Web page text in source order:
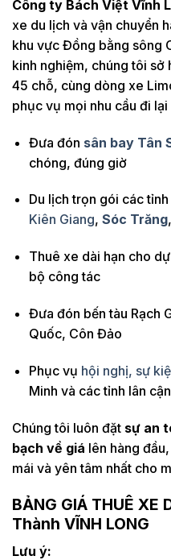
Công ty Bách Việt Vĩnh
xe du lịch và vận chuyển
khu vực Đồng bằng sông
kinh nghiệm, chúng tôi
45 chỗ, cùng dòng xe
phục vụ mọi nhu cầu đi
Đưa đón sân bay Tân
chóng, đúng giờ
Du lịch trọn gói các
Kiên Giang, Sóc Trăng,
Thuê xe dài hạn cho
bộ công tác
Đưa đón bến tàu Rạch
Quốc, Côn Đảo
Phục vụ hội nghị, sự
Minh và các tỉnh lân cận
Chúng tôi luôn đặt sự an
bạch về giá lên hàng
mái và yên tâm nhất cho
BẢNG GIÁ THUÊ XE
Thành VĨNH LONG
Lưu ý: